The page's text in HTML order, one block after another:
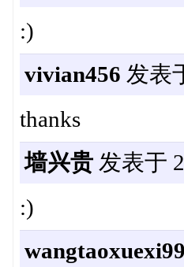
:)
vivian456 发表
thanks
墙兴贵发表于
:)